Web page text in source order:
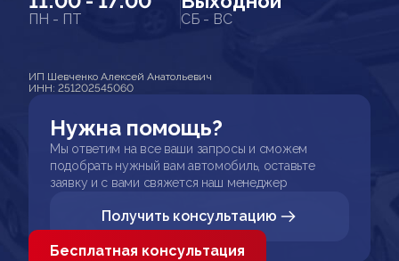
ПН - ПТ СБ - ВС
ИП Шевченко Алексей Анатольевич
ИНН: 251202545060
Нужна помощь?
Мы ответим на все ваши запросы и сможем
подобрать нужный вам автомобиль, оставьте
заявку и с вами свяжется наш менеджер
Получить консультацию
Бесплатная консультация